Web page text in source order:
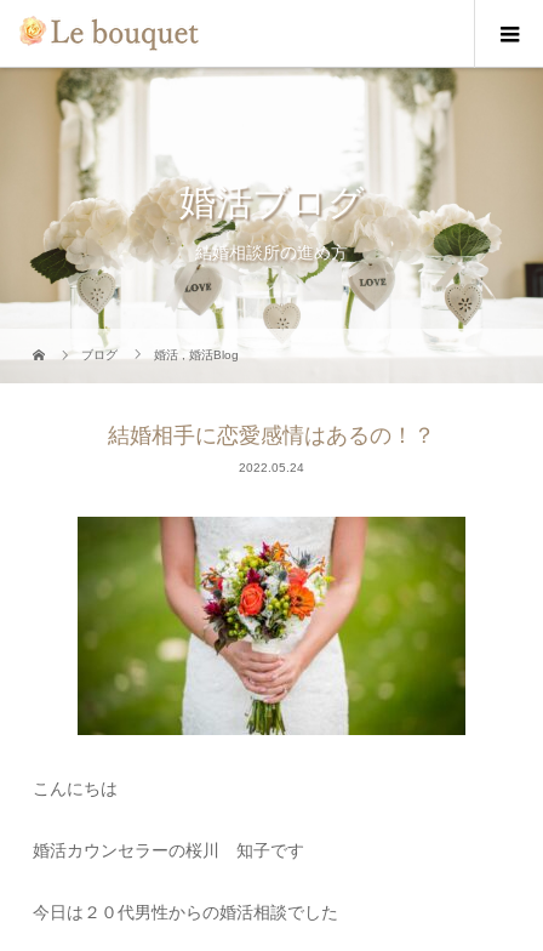
婚活ブログ
結婚相談所の進め方
ブログ 婚活 ,婚活Blog
結婚相手に恋愛感情はあるの！？
2022.05.24
こんにちは
婚活カウンセラーの桜川 知子です
今日は２０代男性からの婚活相談でした